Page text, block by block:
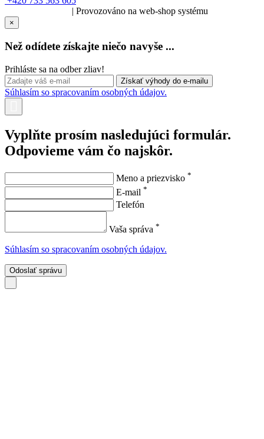
| Provozováno na web-shop systému
×
Než odídete získajte niečo navyše ...
Prihláste sa na odber zliav!
Súhlasím so spracovaním osobných údajov.
Vyplňte prosím nasledujúci formulár.
Odpovieme vám čo najskôr.
Meno a priezvisko *
E-mail *
Telefón
Vaša správa *
Súhlasím so spracovaním osobných údajov.